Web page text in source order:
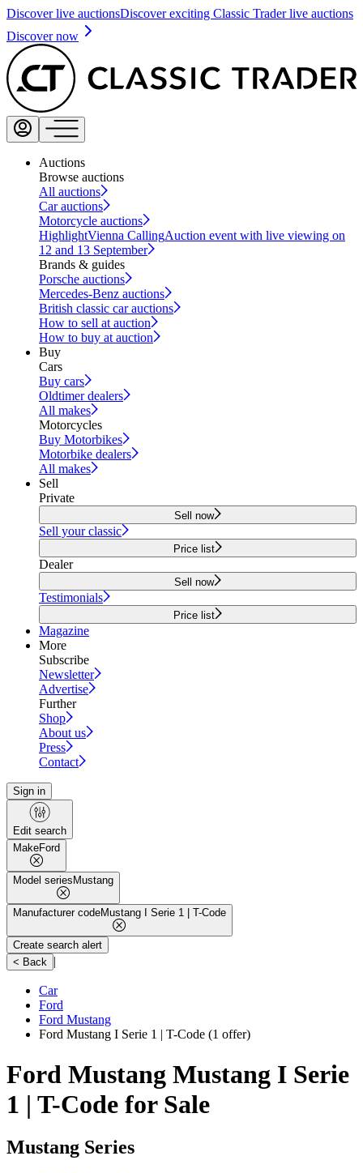
Discover live auctionsDiscover exciting Classic Trader live auctions
Discover now
Auctions
Browse auctions
All auctions
Car auctions
Motorcycle auctions
HighlightVienna CallingAuction event with live viewing on
12 and 13 September
Brands & guides
Porsche auctions
Mercedes-Benz auctions
British classic car auctions
How to sell at auction
How to buy at auction
Buy
Cars
Buy cars
Oldtimer dealers
All makes
Motorcycles
Buy Motorbikes
Motorbike dealers
All makes
Sell
Private
Sell now
Sell your classic
Price list
Dealer
Sell now
Testimonials
Price list
Magazine
More
Subscribe
Newsletter
Advertise
Further
Shop
About us
Press
Contact
Sign in
Edit search
MakeFord
Model series Mustang
Manufacturer codeMustang I Serie 1 | T-Code
Create search alert
< Back |
Car
Ford
Ford Mustang
Ford Mustang I Serie 1 | T-Code (1 offer)
Ford Mustang Mustang I Serie
1 | T-Code for Sale
Mustang Series